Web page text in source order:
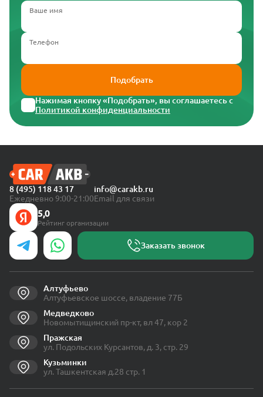
Ваше имя
Телефон
Подобрать
Нажимая кнопку «Подобрать», вы соглашаетесь с
Политикой конфиденциальности
8 (495) 118 43 17
Ежедневно 9:00-21:00
info@carakb.ru
Email для связи
5,0
Рейтинг организации
Заказать звонок
Алтуфьево
Алтуфьевское шоссе, владение 77Б
Медведково
Новомытищинский пр-кт, вл 47, кор 2
Пражская
ул. Подольских Курсантов, д. 3, стр. 29
Кузьминки
ул. Ташкентская д.28 стр. 1